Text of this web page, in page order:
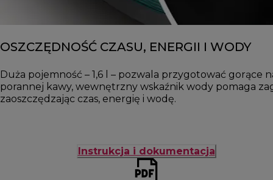
OSZCZĘDNOŚĆ CZASU, ENERGII I WODY
Duża pojemność – 1,6 l – pozwala przygotować
porannej kawy, wewnętrzny wskaźnik wody pomaga
zaoszczędzając czas, energię i wodę.
Instrukcja i dokumentacja